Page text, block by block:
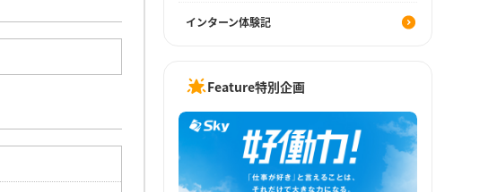
インターン体験記
Feature特別企画